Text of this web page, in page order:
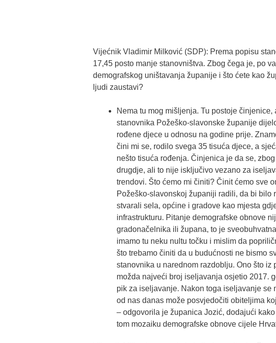
Vijećnik Vladimir Milković (SDP): Prema popisu
17,45 posto manje stanovništva. Zbog čega je, po
demografskog uništavanja županije i što ćete kao
ljudi zaustavi?
Nema tu mog mišljenja. Tu postoje
stanovnika Požeško-slavonske županije
rođene djece u odnosu na godine prije.
čini mi se, rodilo svega 35 tisuća djece, a
nešto tisuća rođenja. Činjenica je da se,
drugdje, ali to nije isključivo vezano za
trendovi. Što ćemo mi činiti? Činit ćemo sve
Požeško-slavonskoj županiji radili, da bi bilo
stvarali sela, općine i gradove kao mjesta
infrastrukturu. Pitanje demografske obnove
gradonačelnika ili župana, to je
imamo tu neku nultu točku i mislim da
što trebamo činiti da u budućnosti ne bismo
stanovnika u narednom razdoblju. Ono što iz
možda najveći broj iseljavanja osjetio 2017.
pik za iseljavanje. Nakon toga iseljavanje se
od nas danas može posvjedočiti obiteljima
– odgovorila je županica Jozić, dodajući kako
tom mozaiku demografske obnove cijele